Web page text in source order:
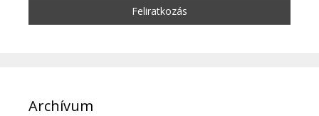
Archívum